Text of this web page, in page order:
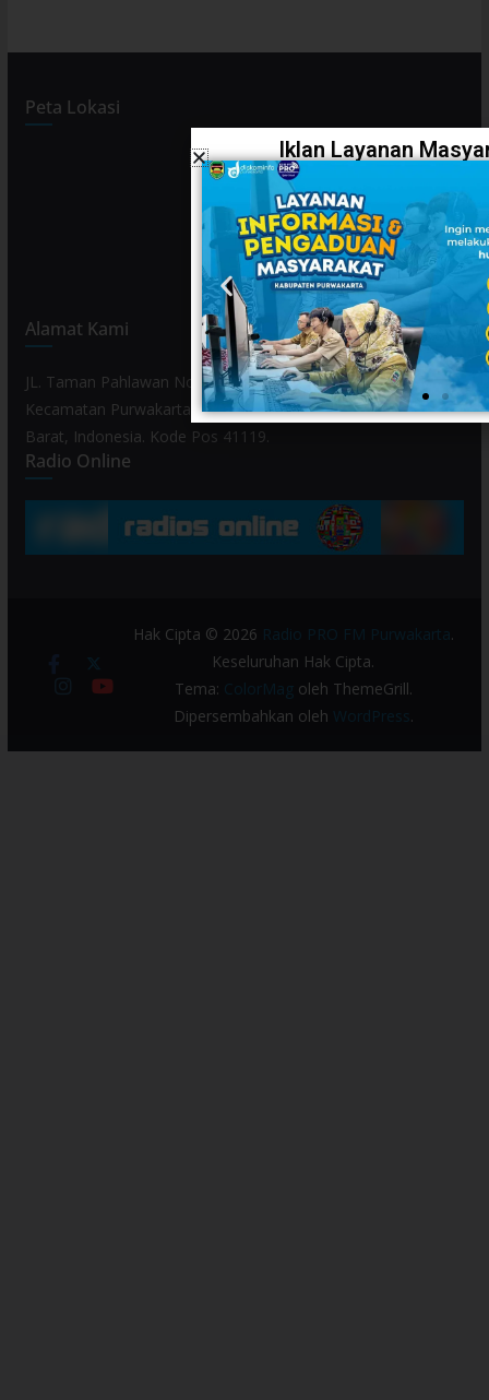
Peta Lokasi
Alamat Kami
JL. Taman Pahlawan No. 80, Kelurahan Purwamekar,
Kecamatan Purwakarta, Kabupaten Purwakarta, Provinsi Jawa
Barat, Indonesia. Kode Pos 41119.
Radio Online
Hak Cipta © 2026 Radio PRO FM Purwakarta.
Keseluruhan Hak Cipta.
Tema: ColorMagoleh ThemeGrill.
Dipersembahkan oleh WordPress.
Iklan Layanan